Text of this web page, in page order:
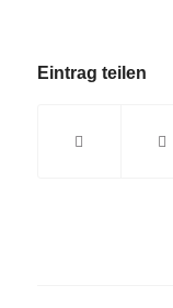
Eintrag teilen